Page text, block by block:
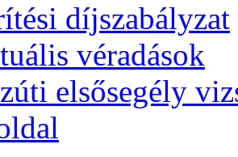
díjszabályzat
véradások
elsősegély